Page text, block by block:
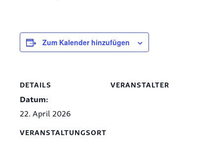
Zum Kalender hinzufügen
DETAILS
Datum:
22. April 2026
VERANSTALTUNGSORT
VERANSTALTER